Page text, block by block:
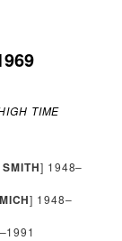
TIME
] 1948–
] 1948–